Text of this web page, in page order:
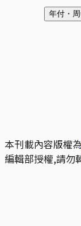
年付・
本刊載內容版權
編輯部授權,請勿